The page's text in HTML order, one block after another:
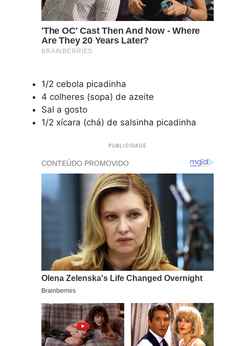
1/2 cebola picadinha
4 colheres (sopa) de azeite
Sal a gosto
1/2 xícara (chá) de salsinha picadinha
PUBLICIDADE